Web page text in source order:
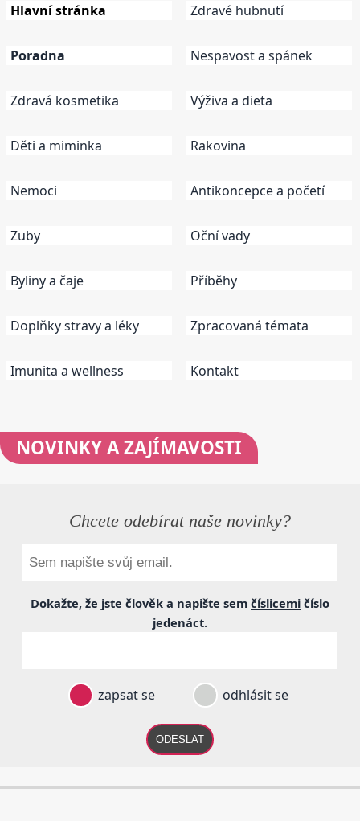
Hlavní stránka
Poradna
Zdravá kosmetika
Děti a miminka
Nemoci
Zuby
Byliny a čaje
Doplňky stravy a léky
Imunita a wellness
Zdravé hubnutí
Nespavost a spánek
Výživa a dieta
Rakovina
Antikoncepce a početí
Oční vady
Příběhy
Zpracovaná témata
Kontakt
NOVINKYA ZAJÍMAVOSTI
Chcete odebírat naše novinky?
Dokažte, že jste člověk a napište sem číslicemi číslo
jedenáct.
zapsat se odhlásit se
ODESLAT